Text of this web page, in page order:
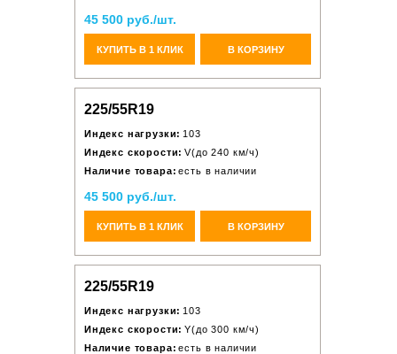
45 500 руб./шт.
КУПИТЬ В 1 КЛИК В КОРЗИНУ
225/55R19
Индекс нагрузки: 103
Индекс скорости: V(до 240 км/ч)
Наличие товара: есть в наличии
45 500 руб./шт.
КУПИТЬ В 1 КЛИК В КОРЗИНУ
225/55R19
Индекс нагрузки: 103
Индекс скорости: Y(до 300 км/ч)
Наличие товара: есть в наличии